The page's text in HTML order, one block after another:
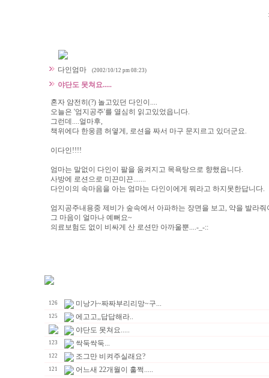
다인엄마 (2002/10/12 pm 08:23)
야단도 못쳐요.....
혼자 얌전히(?) 놀고있던 다인이....
오늘은 '엄지공주'를 열심히 읽고있었읍니다.
그런데....얼마후,
책위에다 한웅큼 허옇게, 로션을 짜서 마구 문지르고 있더군요.
이다인!!!!
엄마는 말없이 다인이 팔을 움켜지고 목욕탕으로 향했읍니다.
사방에 로션으로 미끈미끈.......
다인이의 속마음을 아는 엄마는 다인이에게 뭐라고 하지못한답니다.
엄지공주내용중 제비가 숲속에서 아파하는 장면을 보고, 약을 발라
그 마음이 얼마나 예뻐요~
의료보험도 없이 비싸게 산 로션만 아까울뿐....-_-::
126 미낭가~짜짜부리리망~구...
125
에고고,,답답해라..
야단도 못쳐요.....
123 싹둑싹둑...
122 조그만 비켜주실래요?
121 어느새 22개월이 훌쩍.....